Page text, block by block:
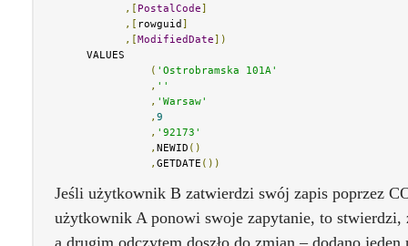
,[ PostalCode]
,[ rowguid ]
,[ModifiedDate])
VALUES
( 'Ostrobramska 101A'
, ''
, 'Warsaw'
, 9
, '92173'
, NEWID ()
, GETDATE ())
Jeśli użytkownik B zatwierdzi swój zapis poprzez
użytkownik A ponowi swoje zapytanie, to stwierdzi,
a drugim odczytem doszło do zmian – dodano